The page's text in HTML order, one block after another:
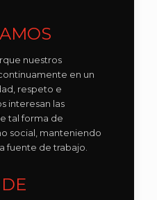
nuestros
en un
respeto e
interesan las
tal forma de
social, manteniendo
fuente de trabajo.